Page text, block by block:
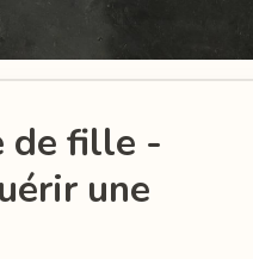
de fille -
une